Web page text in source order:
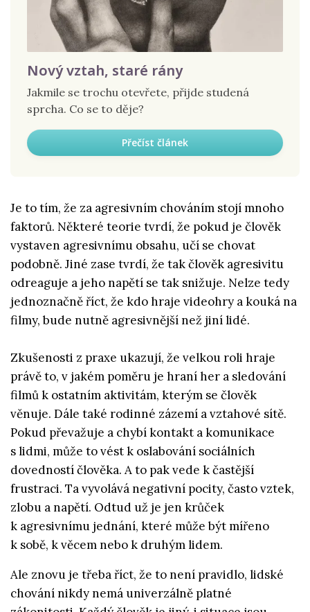
Nový vztah, staré rány
Jakmile se trochu otevřete, přijde studená
sprcha. Co se to děje?
Přečíst článek
Je to tím, že za agresivním chováním stojí mnoho
faktorů. Některé teorie tvrdí, že pokud je člověk
vystaven agresivnímu obsahu, učí se chovat
podobně. Jiné zase tvrdí, že tak člověk agresivitu
odreaguje a jeho napětí se tak snižuje. Nelze tedy
jednoznačně říct, že kdo hraje videohry a kouká na
filmy, bude nutně agresivnější než jiní lidé.
Zkušenosti z praxe ukazují, že velkou roli hraje
právě to, v jakém poměru je hraní her a sledování
filmů k ostatním aktivitám, kterým se člověk
věnuje. Dále také rodinné zázemí a vztahové sítě.
Pokud převažuje a chybí kontakt a komunikace
s lidmi, může to vést k oslabování sociálních
dovedností člověka. A to pak vede k častější
frustraci. Ta vyvolává negativní pocity, často vztek,
zlobu a napětí. Odtud už je jen krůček
k agresivnímu jednání, které může být mířeno
k sobě, k věcem nebo k druhým lidem.
Ale znovu je třeba říct, že to není pravidlo, lidské
chování nikdy nemá univerzálně platné